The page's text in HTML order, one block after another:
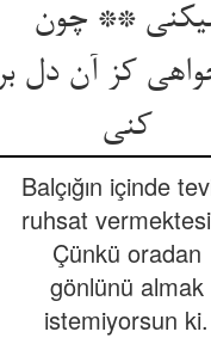
** چون
کز آن دل بر
کنی‏
Balçığın içinde
ruhsat
Çünkü oradan
gönlünü almak
istemiyorsun ki.